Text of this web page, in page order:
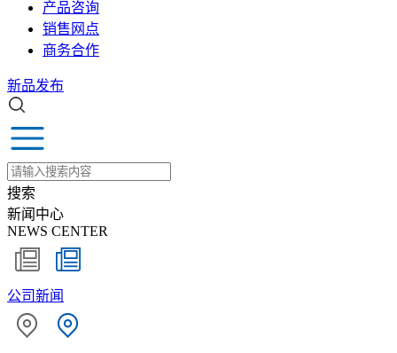
产品咨询
销售网点
商务合作
新品发布
搜索
新闻中心
NEWS CENTER
公司新闻